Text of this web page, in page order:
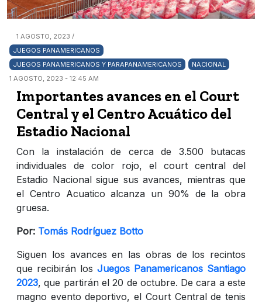
1 AGOSTO, 2023 /
JUEGOS PANAMERICANOS
JUEGOS PANAMERICANOS Y PARAPANAMERICANOS
NACIONAL
1 AGOSTO, 2023 - 12:45 AM
Importantes avances en el Court
Central y el Centro Acuático del
Estadio Nacional
Con la instalación de cerca de 3.500 butacas
individuales de color rojo, el court central del
Estadio Nacional sigue sus avances, mientras que
el Centro Acuatico alcanza un 90% de la obra
gruesa.
Por: Tomás Rodríguez Botto
Siguen los avances en las obras de los recintos
que recibirán los Juegos Panamericanos Santiago
2023, que partirán el 20 de octubre. De cara a este
magno evento deportivo, el Court Central de tenis